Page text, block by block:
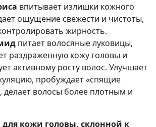
впитывает излишки кожного
ощущение свежести и чистоты,
жирность.
питает волосяные луковицы,
раздраженную кожу головы и
активному росту волос. Улучшает
пробуждает «спящие
делает волосы более плотным и
кожи головы, склонной к